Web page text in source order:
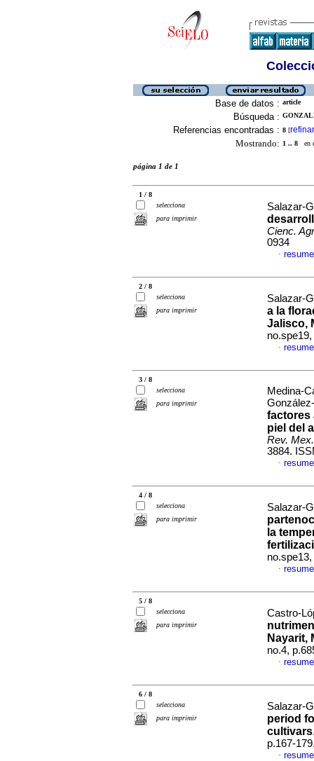
Base de datos : article
Búsqueda :
Referencias encontradas : 8 [refinar
Mostrando: 1 .. 8 en
página 1 de 1
1 / 8
selecciona
para imprimir
Salazar-
Cienc.
0934
·
2 / 8
selecciona
para imprimir
Salazar-
a la
Jalisco,
·
3 / 8
selecciona
para imprimir
Medina-
factores
piel del
Rev.
3884.
·
4 / 8
selecciona
para imprimir
Salazar-
la
·
5 / 8
selecciona
para imprimir
Castro-
Nayarit,
no.4,
·
6 / 8
selecciona
para imprimir
Salazar-
period
cultivars
p.167-
·